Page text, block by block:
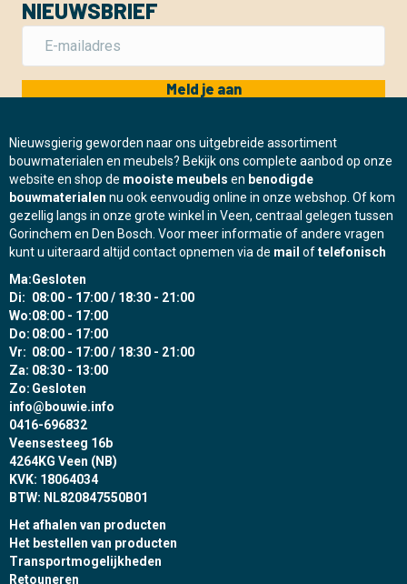
NIEUWSBRIEF
Meld je aan
Nieuwsgierig geworden naar ons uitgebreide assortiment
bouwmaterialen en meubels? Bekijk ons complete aanbod op onze
website en shop de mooiste meubels en benodigde
bouwmaterialen nu ook eenvoudig online in onze webshop. Of kom
gezellig langs in onze grote winkel in Veen, centraal gelegen tussen
Gorinchem en Den Bosch. Voor meer informatie of andere vragen
kunt u uiteraard altijd contact opnemen via de mail oftelefonisch
Ma:Gesloten
Di: 08:00 - 17:00 / 18:30 - 21:00
Wo:08:00 - 17:00
Do: 08:00 - 17:00
Vr: 08:00 - 17:00 / 18:30 - 21:00
Za: 08:30 - 13:00
Zo: Gesloten
info@bouwie.info
0416-696832
Veensesteeg 16b
4264KG Veen (NB)
KVK: 18064034
BTW: NL820847550B01
Het afhalen van producten
Het bestellen van producten
Transportmogelijkheden
Retouneren